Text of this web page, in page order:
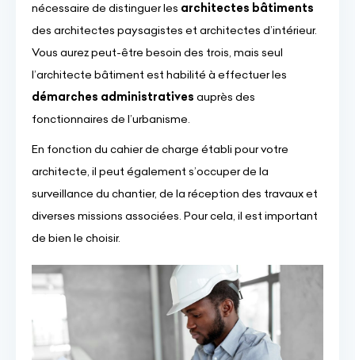
nécessaire de distinguer les architectes bâtiments
des architectes paysagistes et architectes d’intérieur.
Vous aurez peut-être besoin des trois, mais seul
l’architecte bâtiment est habilité à effectuer les
démarches administratives auprès des
fonctionnaires de l’urbanisme.
En fonction du cahier de charge établi pour votre
architecte, il peut également s’occuper de la
surveillance du chantier, de la réception des travaux et
diverses missions associées. Pour cela, il est important
de bien le choisir.